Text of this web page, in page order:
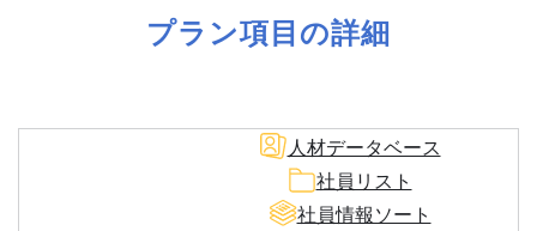
プラン項目の詳細
人材データベース
社員リスト
社員情報ソート